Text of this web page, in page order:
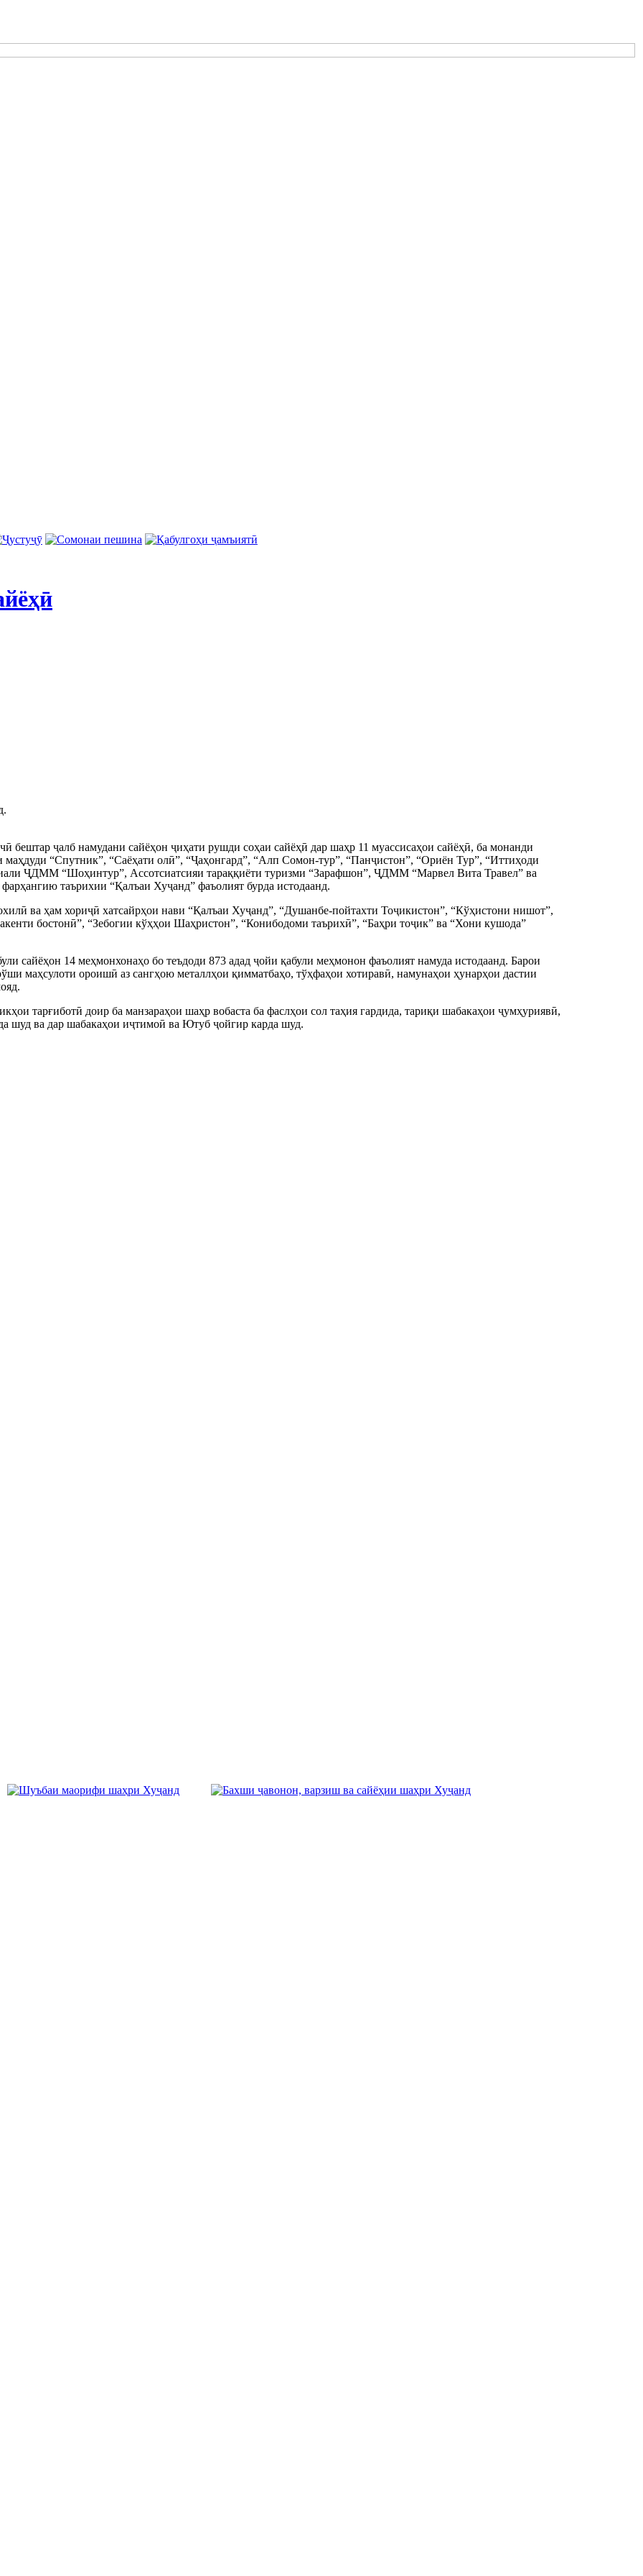
бештар ҷалб намудани сайёҳон ҷиҳати рушди соҳаи сайёҳӣ дар шаҳр 11 муассисаҳои сайёҳӣ, ба монанди
маҳдуди “Спутник”, “Саёҳати олӣ”, “Ҷаҳонгард”, “Алп Сомон-тур”, “Панҷистон”, “Ориён Тур”, “Иттиҳоди
ҶДММ “Шоҳинтур”, Ассотсиатсияи тараққиёти туризми “Зарафшон”, ҶДММ “Марвел Вита Травел” ва
таърихии “Қалъаи Хуҷанд” фаъолият бурда истодаанд.
ва ҳам хориҷӣ хатсайрҳои нави “Қалъаи Хуҷанд”, “Душанбе-пойтахти Тоҷикистон”, “Кўҳистони нишот”,
бостонӣ”, “Зебогии кўҳҳои Шаҳристон”, “Конибодоми таърихӣ”, “Баҳри тоҷик” ва “Хони кушода”
сайёҳон 14 меҳмонхонаҳо бо теъдоди 873 адад ҷойи қабули меҳмонон фаъолият намуда истодаанд. Барои
маҳсулоти ороишӣ аз сангҳою металлҳои қимматбаҳо, тўҳфаҳои хотиравӣ, намунаҳои ҳунарҳои дастии
тарғиботӣ доир ба манзараҳои шаҳр вобаста ба фаслҳои сол таҳия гардида, тариқи шабакаҳои ҷумҳуриявӣ,
шуд ва дар шабакаҳои иҷтимоӣ ва Ютуб ҷойгир карда шуд.